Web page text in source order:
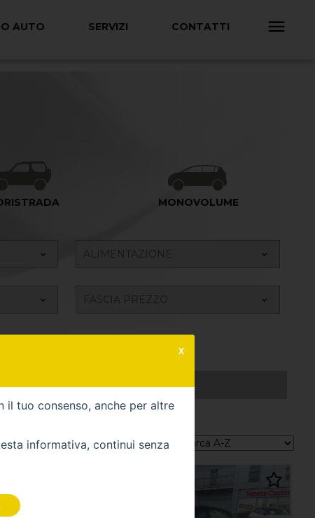
AUTO SERVIZI CONTATTI
MONOVOLUME
UNA VETTURA
Ordina per:
tuo consenso, anche per altre
informativa, continui senza
X